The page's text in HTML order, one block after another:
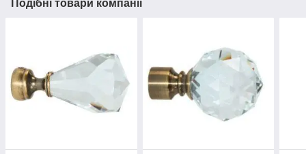
Подібні товари компанії